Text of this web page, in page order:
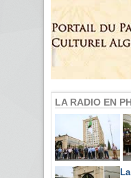
LA RADIO EN